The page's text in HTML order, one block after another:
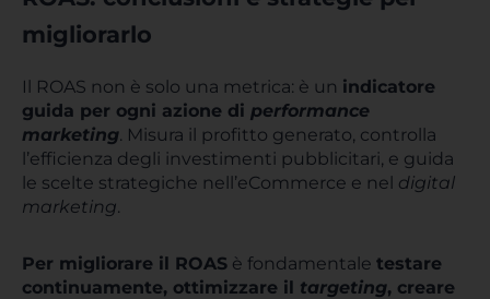
migliorarlo
Il ROAS non è solo una metrica: è un indicatore
guida per ogni azione di performance
marketing. Misura il profitto generato, controlla
l’efficienza degli investimenti pubblicitari, e guida
le scelte strategiche nell’eCommerce e nel digital
marketing.
Per migliorare il ROAS è fondamentale testare
continuamente, ottimizzare il targeting, creare